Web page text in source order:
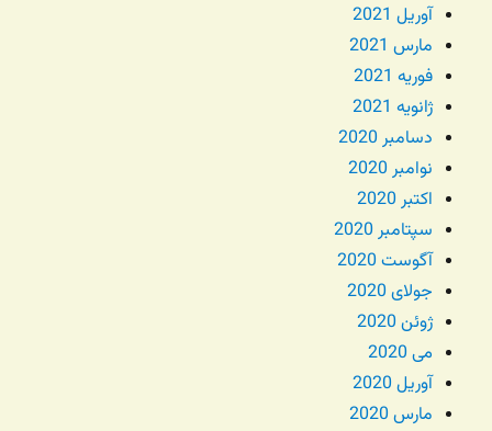
آوریل 2021
مارس 2021
فوریه 2021
ژانویه 2021
دسامبر 2020
نوامبر 2020
اکتبر 2020
سپتامبر 2020
آگوست 2020
جولای 2020
ژوئن 2020
می 2020
آوریل 2020
مارس 2020